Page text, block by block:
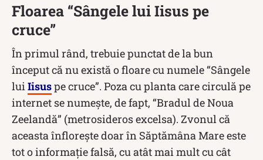
Floarea “Sângele lui Iisus pe
cruce”
În primul rând, trebuie punctat de la bun
început că nu există o floare cu numele “Sângele
lui Iisuspe cruce”. Poza cu planta care circulă pe
internet se numește, de fapt, “Bradul de Noua
Zeelandă” (metrosideros excelsa). Zvonul că
aceasta înflorește doar în Săptămâna Mare este
tot o informație falsă, cu atât mai mult cu cât